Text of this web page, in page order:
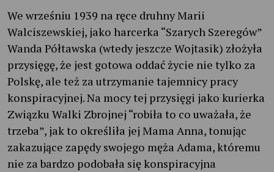
We wrześniu 1939 na ręce druhny Marii
Walciszewskiej, jako harcerka “Szarych Szeregów”
Wanda Półtawska (wtedy jeszcze Wojtasik) złożyła
przysięgę, że jest gotowa oddać życie nie tylko za
Polskę, ale też za utrzymanie tajemnicy pracy
konspiracyjnej. Na mocy tej przysięgi jako kurierka
Związku Walki Zbrojnej “robiła to co uważała, że
trzeba”, jak to określiła jej Mama Anna, tonując
zakazujące zapędy swojego męża Adama, któremu
nie za bardzo podobała się konspiracyjna